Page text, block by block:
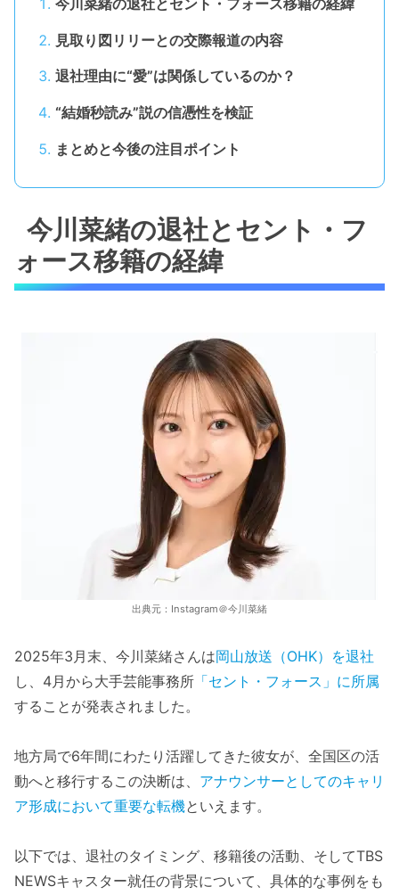
見取り図リリーとの交際報道の内容
退社理由に“愛”は関係しているのか？
“結婚秒読み”説の信憑性を検証
まとめと今後の注目ポイント
今川菜緒の退社とセント・フ
ォース移籍の経緯
出典元：Instagram＠今川菜緒
2025年3月末、今川菜緒さんは岡山放送（OHK）を退社
し、4月から大手芸能事務所 「セント・フォース」に所属
することが発表されました。
地方局で6年間にわたり活躍してきた彼女が、全国区の活
動へと移行するこの決断は、 アナウンサーとしてのキャリ
ア形成において重要な転機といえます。
以下では、退社のタイミング、移籍後の活動、そしてTBS
NEWSキャスター就任の背景について、具体的な事例をも